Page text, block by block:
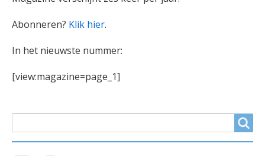
Abonneren? Klik hier.
In het nieuwste nummer:
[view:magazine=page_1]
ZOEKVELD